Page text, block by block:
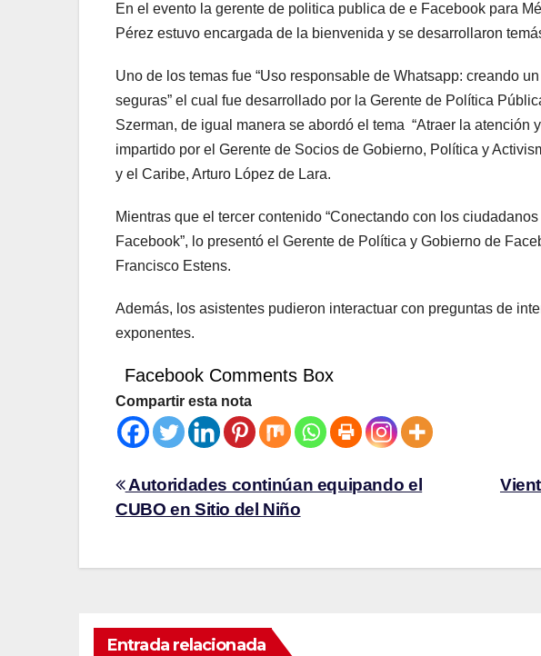
En el evento la gerente de politica publica de e Facebook para
Pérez estuvo encargada de la bienvenida y se desarrollaron
Uno de los temas fue “Uso responsable de Whatsapp: creando
seguras” el cual fue desarrollado por la Gerente de Política
Szerman, de igual manera se abordó el tema “Atraer la atención
impartido por el Gerente de Socios de Gobierno, Política y
y el Caribe, Arturo López de Lara.
Mientras que el tercer contenido “Conectando con los
Facebook”, lo presentó el Gerente de Política y Gobierno de
Francisco Estens.
Además, los asistentes pudieron interactuar con preguntas de
exponentes.
Facebook Comments Box
Compartir esta nota
Autoridades continúan equipando el
CUBO en Sitio del Niño
Entrada relacionada